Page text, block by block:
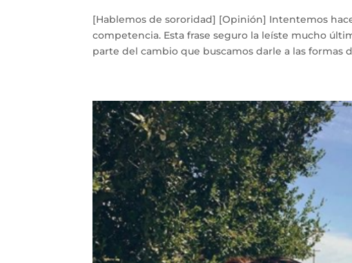
[Hablemos de sororidad] [Opinión] Intentemos
competencia. Esta frase seguro la leíste mucho
parte del cambio que buscamos darle a las formas